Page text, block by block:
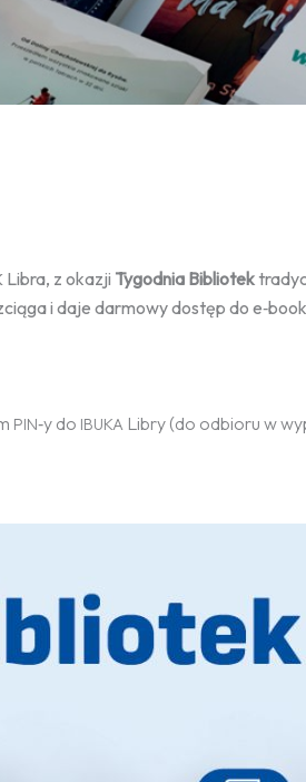
Libra, z okazji Tygodnia Bibliotek
i daje darmowy dostęp do
PIN‑y do IBUKA Libry (do odbioru w